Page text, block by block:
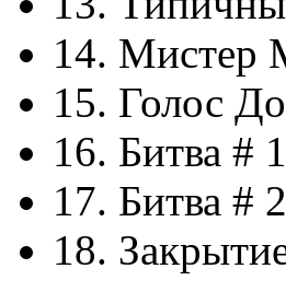
14. Мистер
15. Голос
16. Битва #
17. Битва #
18.